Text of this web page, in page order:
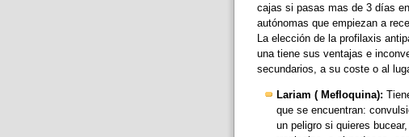
cajas si pasas mas de 3 días
autónomas que empiezan a
La elección de la profilaxis
una tiene sus ventajas e
secundarios, a su coste o al
Lariam ( Mefloquina):
que se encuentran:
un peligro si quieres